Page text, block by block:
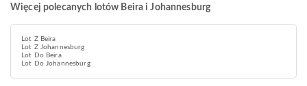
Więcej polecanych lotów Beira i Johannesburg
Lot Z Beira
Lot Z Johannesburg
Lot Do Beira
Lot Do Johannesburg